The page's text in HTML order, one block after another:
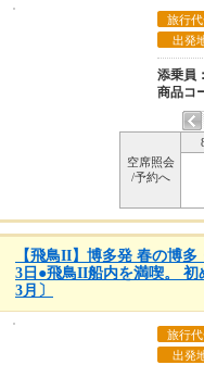
旅行
出発
添乗員：
商品コ
空席照会
/予約へ
【飛鳥II】博多発 春の博
3日●飛鳥II船内を満喫。
3月〕
旅行
出発